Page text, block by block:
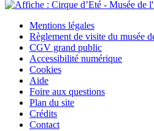
Mentions légales
Règlement de visite du musée
CGV grand public
Accessibilité numérique
Cookies
Aide
Foire aux questions
Plan du site
Crédits
Contact